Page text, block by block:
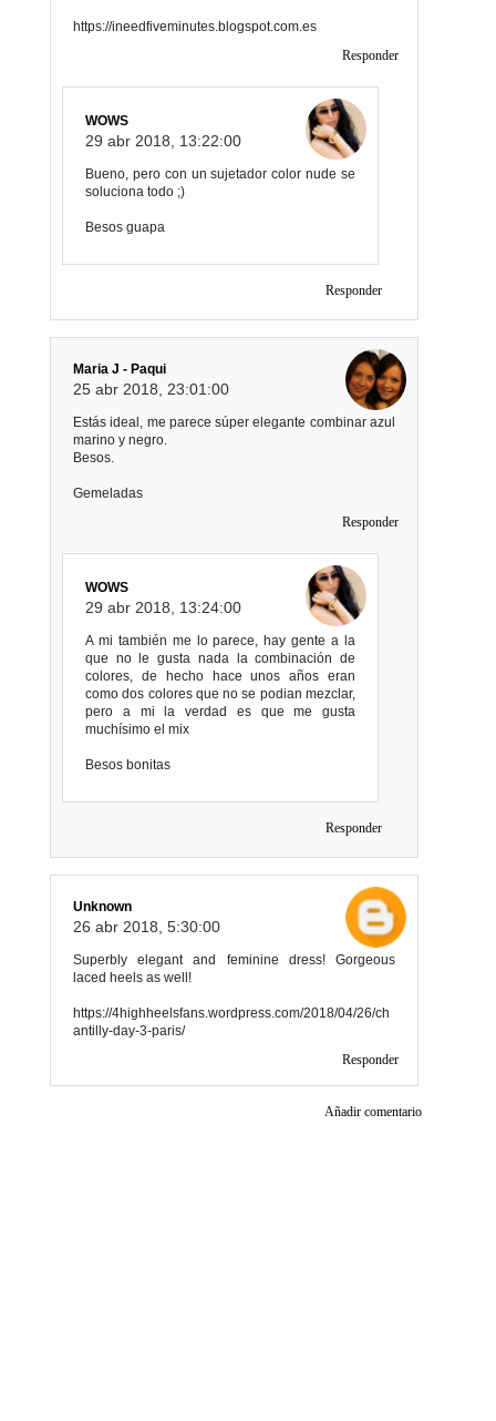
https://ineedfiveminutes.blogspot.com.es
Responder
WOWS
29 abr 2018, 13:22:00
Bueno, pero con un sujetador color nude se
soluciona todo ;)
Besos guapa
Responder
Maria J - Paqui
25 abr 2018, 23:01:00
Estás ideal, me parece súper elegante combinar azul
marino y negro.
Besos.
Gemeladas
Responder
WOWS
29 abr 2018, 13:24:00
A mi también me lo parece, hay gente a la
que no le gusta nada la combinación de
colores, de hecho hace unos años eran
como dos colores que no se podian mezclar,
pero a mi la verdad es que me gusta
muchísimo el mix
Besos bonitas
Responder
Unknown
26 abr 2018, 5:30:00
Superbly elegant and feminine dress! Gorgeous
laced heels as well!
https://4highheelsfans.wordpress.com/2018/04/26/ch
antilly-day-3-paris/
Responder
Añadir comentario